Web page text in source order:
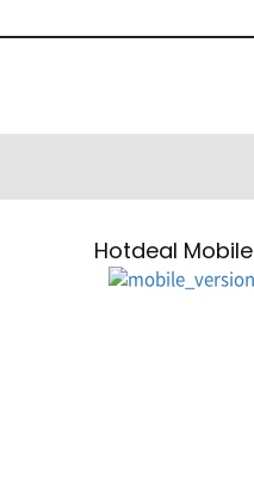
Hotdeal Mobile